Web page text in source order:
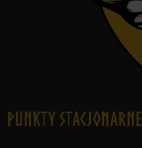
Punkty Stacjonarne